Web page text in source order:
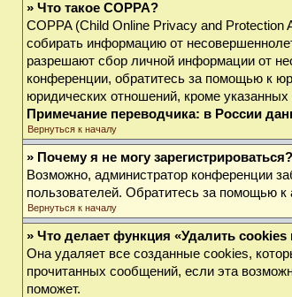
» Что такое COPPA?
COPPA (Child Online Privacy and Protection
собирать информацию от
разрешают сбор личной информации от
конференции, обратитесь за помощью к
юридических отношений, кроме указанных
Примечание переводчика: в России
Вернуться к началу
» Почему я не могу зарегистрироваться?
Возможно, администратор конференции
пользователей. Обратитесь за помощью
Вернуться к началу
» Что делает функция «Удалить
Она удаляет все созданные cookies,
прочитанных сообщений, если эта
поможет.